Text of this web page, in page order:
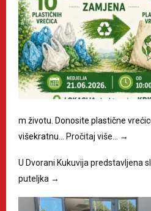
m životu. Donosite plastične
višekratnu…
Pročitaj više… →
U Dvorani Kukuvija predstavljena
puteljka →